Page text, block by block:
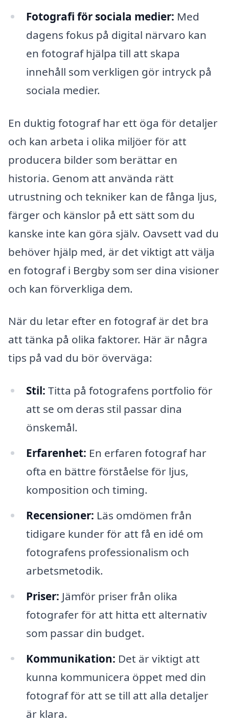
Fotografi för sociala medier: Med
dagens fokus på digital närvaro kan
en fotograf hjälpa till att skapa
innehåll som verkligen gör intryck på
sociala medier.
En duktig fotograf har ett öga för detaljer
och kan arbeta i olika miljöer för att
producera bilder som berättar en
historia. Genom att använda rätt
utrustning och tekniker kan de fånga ljus,
färger och känslor på ett sätt som du
kanske inte kan göra själv. Oavsett vad du
behöver hjälp med, är det viktigt att välja
en fotograf i Bergby som ser dina visioner
och kan förverkliga dem.
När du letar efter en fotograf är det bra
att tänka på olika faktorer. Här är några
tips på vad du bör överväga:
Stil: Titta på fotografens portfolio för
att se om deras stil passar dina
önskemål.
Erfarenhet: En erfaren fotograf har
ofta en bättre förståelse för ljus,
komposition och timing.
Recensioner: Läs omdömen från
tidigare kunder för att få en idé om
fotografens professionalism och
arbetsmetodik.
Priser: Jämför priser från olika
fotografer för att hitta ett alternativ
som passar din budget.
Kommunikation: Det är viktigt att
kunna kommunicera öppet med din
fotograf för att se till att alla detaljer
är klara.